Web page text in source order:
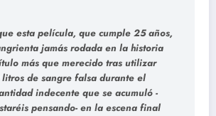
esta película, que cumple 25 años,
jamás rodada en la historia
más que merecido tras utilizar
de sangre falsa durante el
indecente que se acumuló -
pensando- en la escena final